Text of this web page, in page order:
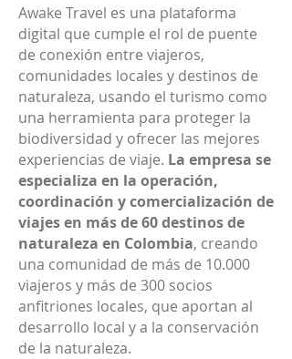
Awake Travel es una plataforma
digital que cumple el rol de puente
de conexión entre viajeros,
comunidades locales y destinos de
naturaleza, usando el turismo como
una herramienta para proteger la
biodiversidad y ofrecer las mejores
experiencias de viaje. La empresa se
especializa en la operación,
coordinación y comercialización de
viajes en más de 60 destinos de
naturaleza en Colombia, creando
una comunidad de más de 10.000
viajeros y más de 300 socios
anfitriones locales, que aportan al
desarrollo local y a la conservación
de la naturaleza.